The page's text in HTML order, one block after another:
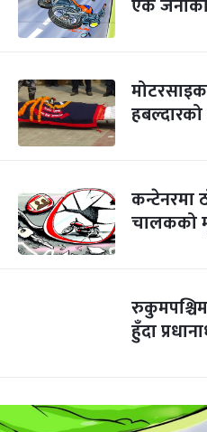
एक
कन्टेनरमा
चालकको
हुँदा